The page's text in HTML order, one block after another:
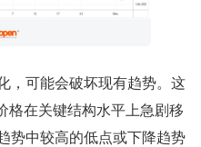
，可能会破坏现有趋势。这
格在关键结构水平上急剧移
势中较高的低点或下降趋势